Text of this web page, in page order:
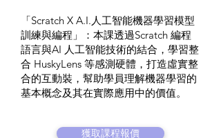
「Scratch X A.I.人工智能機器學習模型
訓練與編程」：本課透過Scratch 編程
語言與AI 人工智能技術的結合，學習整
合 HuskyLens 等感測硬體，打造虛實整
合的互動裝，幫助學員理解機器學習的
基本概念及其在實際應用中的價值。
獲取課程報價